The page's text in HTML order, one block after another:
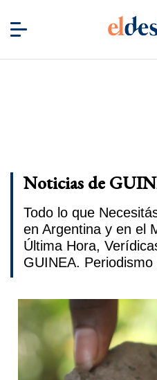
Noticias de
Todo lo que
en Argentina y en el
Última Hora,
GUINEA. Periodismo